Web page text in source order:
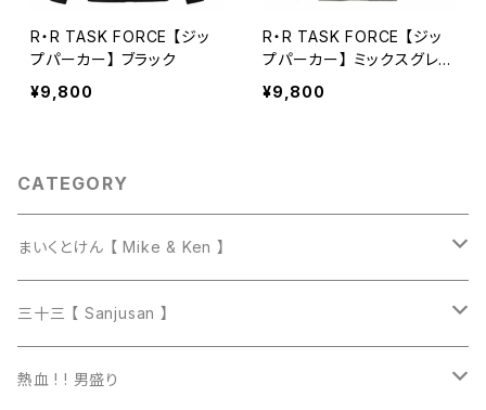
R・R TASK FORCE 【ジッ
プパーカー】 ブラック
¥9,800
R・R TASK FORCE 【ジッ
プパーカー】 ミックスグレー
／ブラック
¥9,800
CATEGORY
まいくとけん 【 Mike & Ken 】
マグカップ
トートバッグ
三十三 【 Sanjusan 】
Tシャツ
熱血 ! ! 男盛り